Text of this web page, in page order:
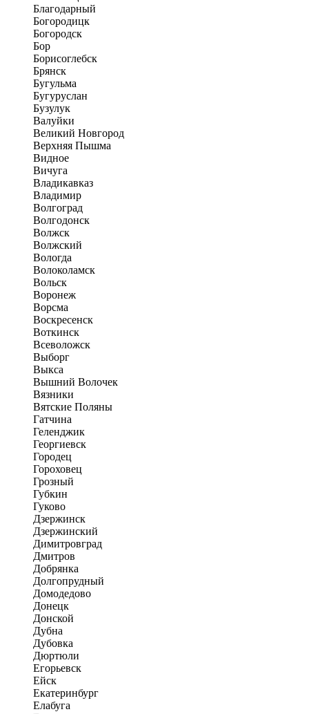
Благодарный
Богородицк
Богородск
Бор
Борисоглебск
Брянск
Бугульма
Бугуруслан
Бузулук
Валуйки
Великий Новгород
Верхняя Пышма
Видное
Вичуга
Владикавказ
Владимир
Волгоград
Волгодонск
Волжск
Волжский
Вологда
Волоколамск
Вольск
Воронеж
Ворсма
Воскресенск
Воткинск
Всеволожск
Выборг
Выкса
Вышний Волочек
Вязники
Вятские Поляны
Гатчина
Геленджик
Георгиевск
Городец
Гороховец
Грозный
Губкин
Гуково
Дзержинск
Дзержинский
Димитровград
Дмитров
Добрянка
Долгопрудный
Домодедово
Донецк
Донской
Дубна
Дубовка
Дюртюли
Егорьевск
Ейск
Екатеринбург
Елабуга